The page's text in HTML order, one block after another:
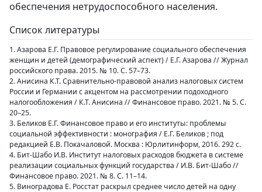
обеспечения нетрудоспособного населения.
Список литературы
1. Азарова Е.Г. Правовое регулирование социального обеспечения
женщин и детей (демографический аспект) / Е.Г. Азарова // Журнал
российского права. 2015. № 10. С. 57–73.
2. Анисина К.Т. Сравнительно-правовой анализ налоговых систем
России и Германии с акцентом на рассмотрении подоходного
налогообложения / К.Т. Анисина // Финансовое право. 2021. № 5. С.
20–25.
3. Беликов Е.Г. Финансовое право и его институты: проблемы
социальной эффективности : монография / Е.Г. Беликов ; под
редакцией Е.В. Покачаловой. Москва : Юрлитинформ, 2016. 292 с.
4. Бит-Шабо И.В. Институт налоговых расходов бюджета в системе
реализации социальных функций государства / И.В. Бит-Шабо //
Финансовое право. 2021. № 8. С. 11–14.
5. Виноградова Е. Росстат раскрыл среднее число детей на одну